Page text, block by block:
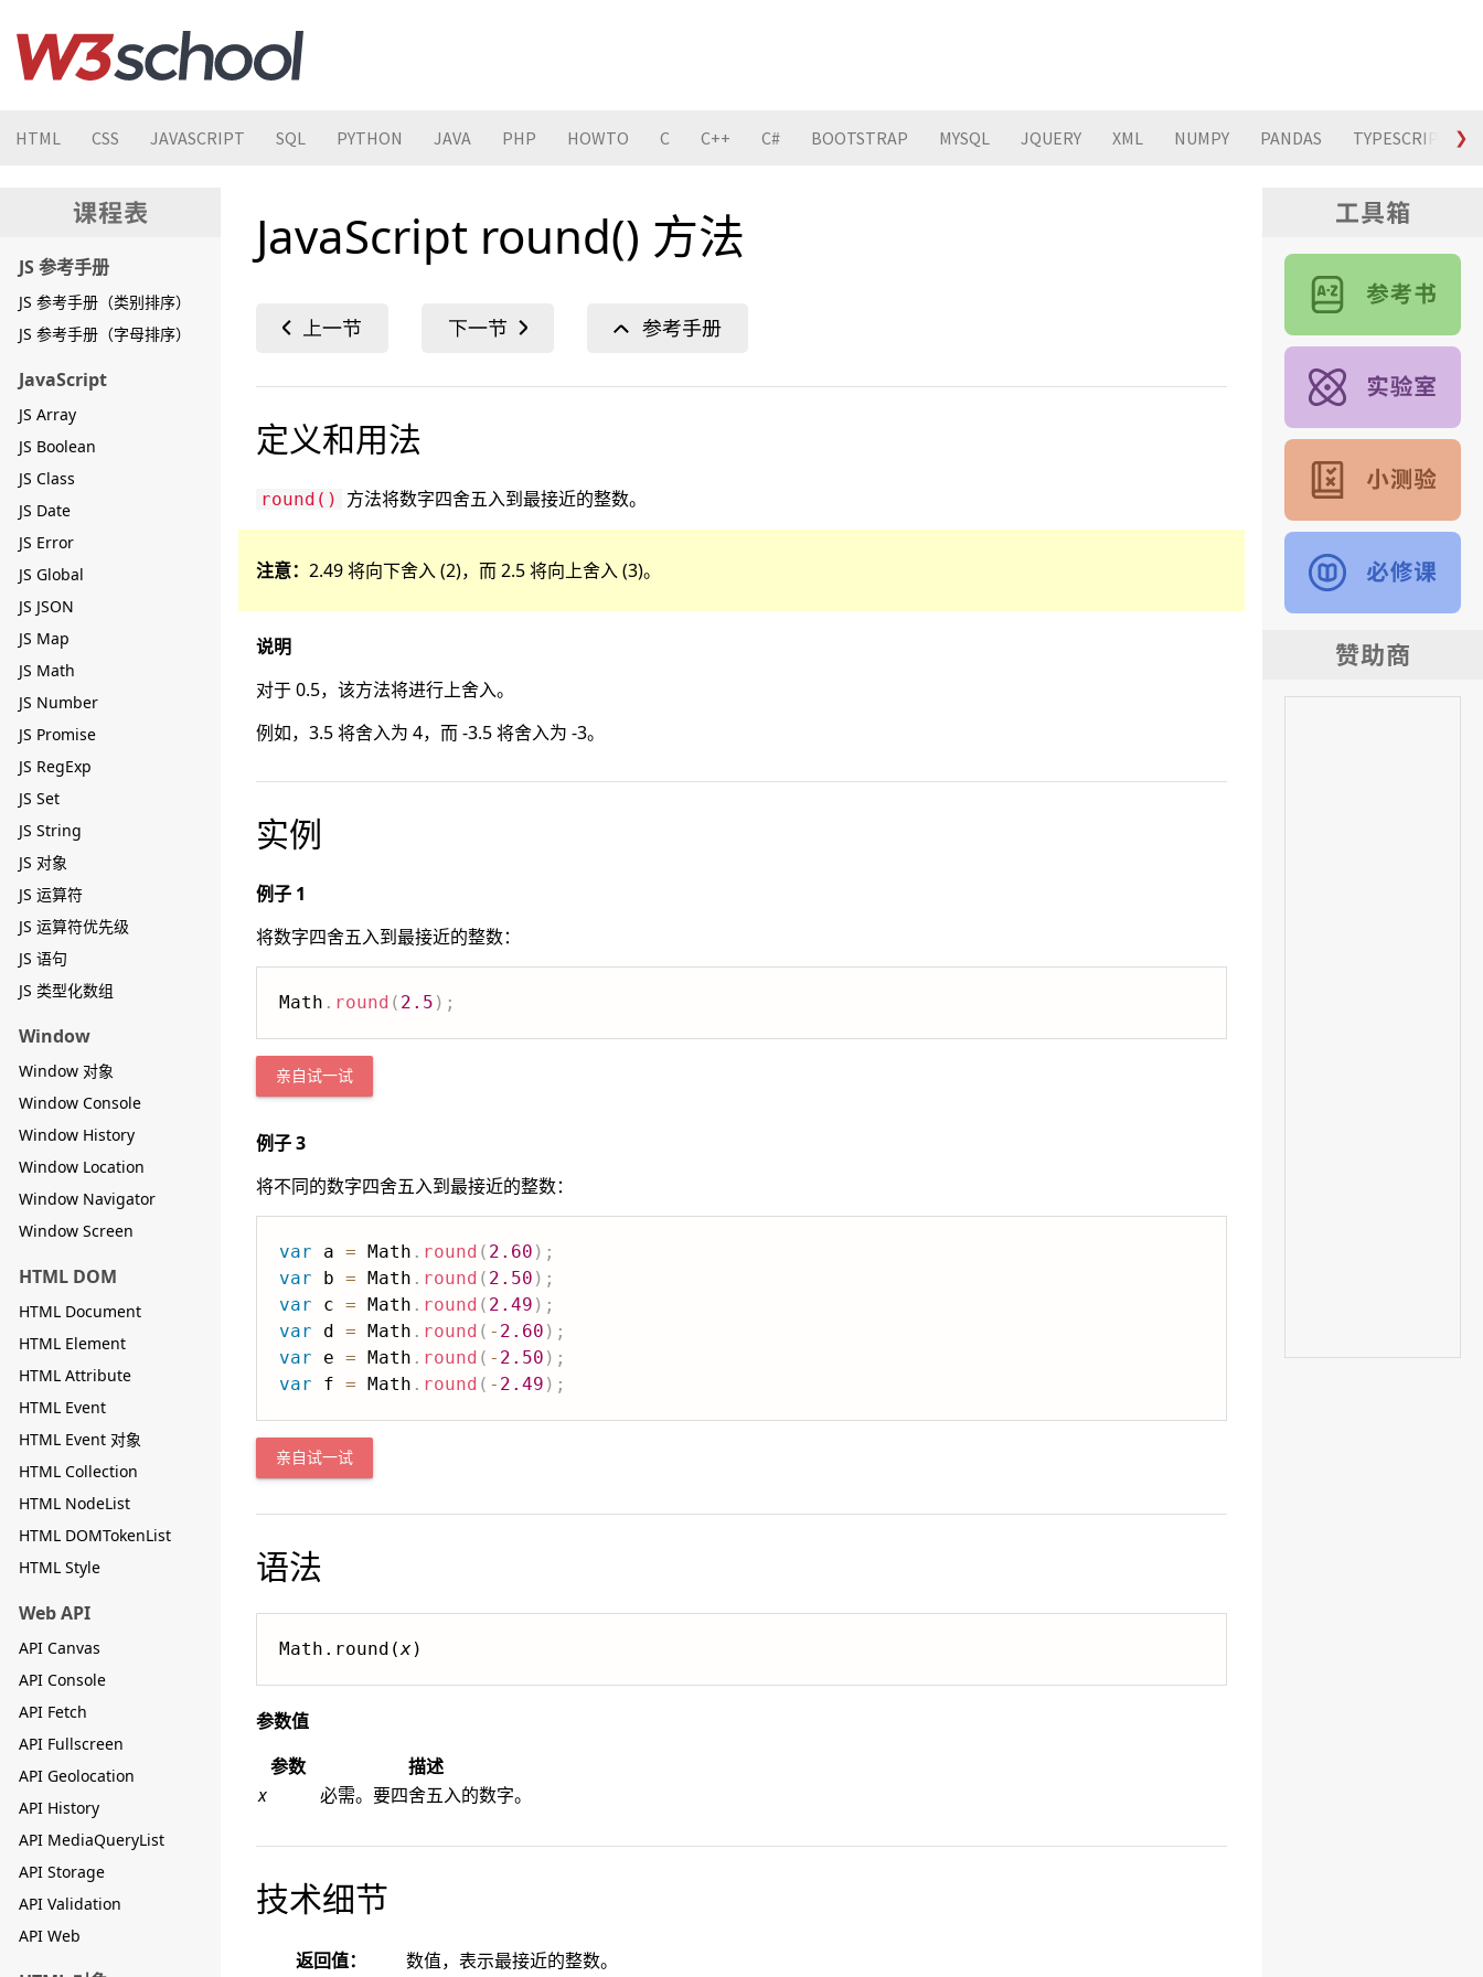
HTML CSS JAVASCRIPT SQL PYTHON JAVA PHP HOWTO C C++ C# BOOTSTRAP MYSQL JQUERY XML NUMPY PANDAS TYPESCRIPT ❯
JS 参考手册
JS 参考手册（类别排序）
JS 参考手册（字母排序）
JavaScript
JS Array
JS Boolean
JS Class
JS Date
JS Error
JS Global
JS JSON
JS Map
JS Math
JS Number
JS Promise
JS RegExp
JS Set
JS String
JS 对象
JS 运算符
JS 运算符优先级
JS 语句
JS 类型化数组
Window
Window 对象
Window Console
Window History
Window Location
Window Navigator
Window Screen
HTML DOM
HTML Document
HTML Element
HTML Attribute
HTML Event
HTML Event 对象
HTML Collection
HTML NodeList
HTML DOMTokenList
HTML Style
Web API
API Canvas
API Console
API Fetch
API Fullscreen
API Geolocation
API History
API MediaQueryList
API Storage
API Validation
API Web
JavaScript round() 方法
定义和用法
round() 方法将数字四舍五入到最接近的整数。
注意： 2.49 将向下舍入 (2)，而 2.5 将向上舍入 (3)。
说明
对于 0.5，该方法将进行上舍入。
例如，3.5 将舍入为 4，而 -3.5 将舍入为 -3。
实例
例子 1
将数字四舍五入到最接近的整数：
Math . round ( 2.5 ) ;
亲自试一试
例子 3
将不同的数字四舍五入到最接近的整数：
var a = Math . round ( 2.60 ) ;
var b = Math . round ( 2.50 ) ;
var c = Math . round ( 2.49 ) ;
var d = Math . round ( - 2.60 ) ;
var e = Math . round ( - 2.50 ) ;
var f = Math . round ( - 2.49 ) ;
亲自试一试
语法
Math.round(x)
参数值
参数
描述
x
必需。要四舍五入的数字。
技术细节
返回值： 数值，表示最接近的整数。